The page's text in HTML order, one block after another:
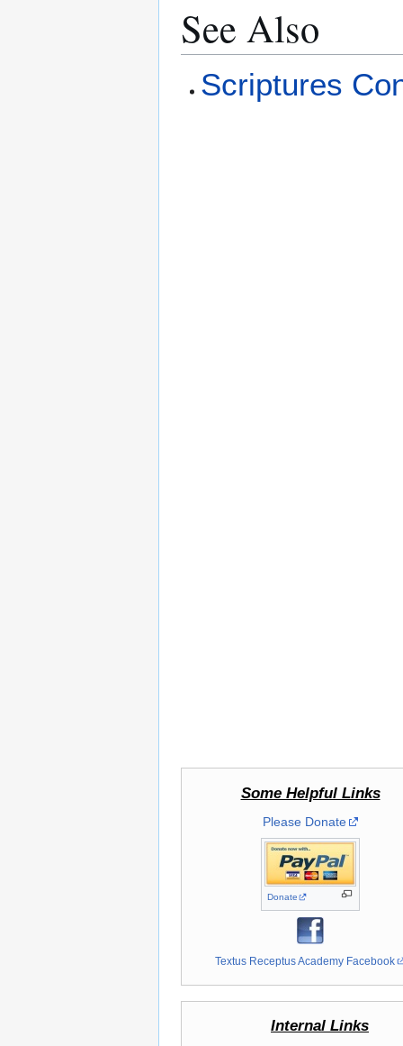
See Also
Scriptures
Some Helpful Links
Please Donate
Donate
Textus Receptus Academy Facebook
Internal Links